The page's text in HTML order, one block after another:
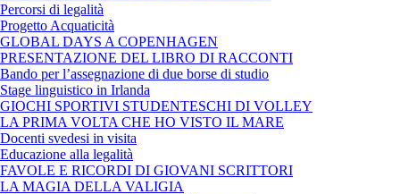
Percorsi di legalità
Progetto Acquaticità
GLOBAL DAYS A COPENHAGEN
PRESENTAZIONE DEL LIBRO DI RACCONTI
Bando per l’assegnazione di due borse di studio
Stage linguistico in Irlanda
GIOCHI SPORTIVI STUDENTESCHI DI VOLLEY
LA PRIMA VOLTA CHE HO VISTO IL MARE
Docenti svedesi in visita
Educazione alla legalità
FAVOLE E RICORDI DI GIOVANI SCRITTORI
LA MAGIA DELLA VALIGIA